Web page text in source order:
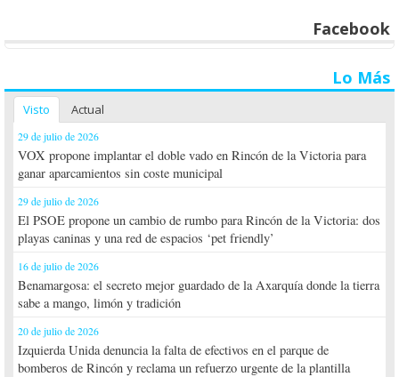
Facebook
Lo Más
Visto Actual
29 de julio de 2026
VOX propone implantar el doble vado en Rincón de la Victoria para
ganar aparcamientos sin coste municipal
29 de julio de 2026
El PSOE propone un cambio de rumbo para Rincón de la Victoria: dos
playas caninas y una red de espacios ‘pet friendly’
16 de julio de 2026
Benamargosa: el secreto mejor guardado de la Axarquía donde la tierra
sabe a mango, limón y tradición
20 de julio de 2026
Izquierda Unida denuncia la falta de efectivos en el parque de
bomberos de Rincón y reclama un refuerzo urgente de la plantilla